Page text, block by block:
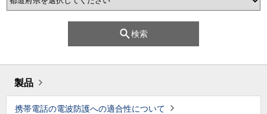
検索
製品
携帯電話の電波防護への適合性について